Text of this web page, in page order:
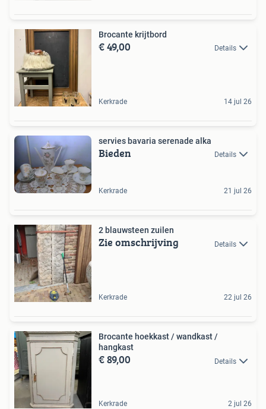
Brocante krijtbord
€ 49,00 Details
Kerkrade 14 jul 26
servies bavaria serenade alka
Bieden Details
Kerkrade 21 jul 26
2 blauwsteen zuilen
Zie omschrijving Details
Kerkrade 22 jul 26
Brocante hoekkast / wandkast /
hangkast
€ 89,00 Details
Kerkrade 2 jul 26